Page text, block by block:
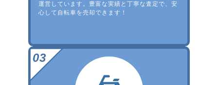
運営しています。豊富な実績と丁寧な査定で、安
心して自転車を売却できます！